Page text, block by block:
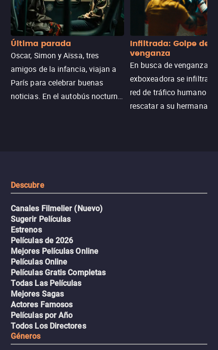
Última parada
Oscar, Simon y Aïssa, tres
amigos de la infancia, viajan a
París para celebrar buenas
noticias. En el autobús nocturno
Infiltrada: Golpe de
venganza
En busca de venganza,
exboxeadora se infiltra
red de tráfico humano
rescatar a su hermana
Descubre
Canales Filmelier (Nuevo)
Sugerir Películas
Estrenos
Películas de 2026
Mejores Películas Online
Películas Online
Películas Gratis Completas
Todas Las Películas
Mejores Sagas
Actores Famosos
Películas por Año
Todos Los Directores
Géneros